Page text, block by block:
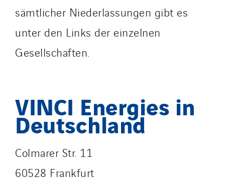
sämtlicher Niederlassungen gibt es
unter den Links der einzelnen
Gesellschaften.
VINCI Energies in
Deutschland
Colmarer Str. 11
60528 Frankfurt